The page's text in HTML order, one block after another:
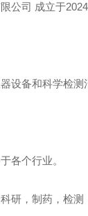
公司 成立于
设备和科学检
各个行业。
研，制药，检